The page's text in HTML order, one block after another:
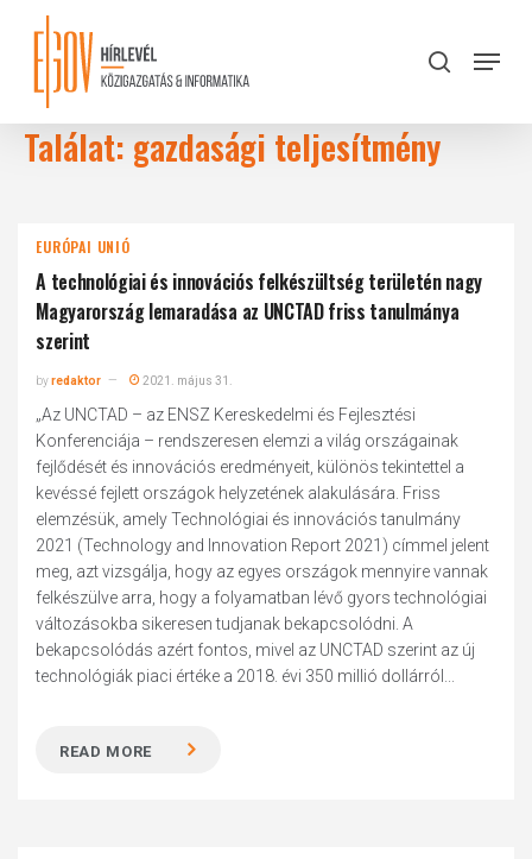
content
search
Menu
Találat: gazdasági teljesítmény
EURÓPAI UNIÓ
A technológiai és innovációs felkészültség területén nagy
Magyarország lemaradása az UNCTAD friss tanulmánya
szerint
byredaktor 2021. május 31.
„Az UNCTAD – az ENSZ Kereskedelmi és Fejlesztési
Konferenciája – rendszeresen elemzi a világ országainak
fejlődését és innovációs eredményeit, különös tekintettel a
kevéssé fejlett országok helyzetének alakulására. Friss
elemzésük, amely Technológiai és innovációs tanulmány
2021 (Technology and Innovation Report 2021) címmel jelent
meg, azt vizsgálja, hogy az egyes országok mennyire vannak
felkészülve arra, hogy a folyamatban lévő gyors technológiai
változásokba sikeresen tudjanak bekapcsolódni. A
bekapcsolódás azért fontos, mivel az UNCTAD szerint az új
technológiák piaci értéke a 2018. évi 350 millió dollárról...
READ MORE
Close